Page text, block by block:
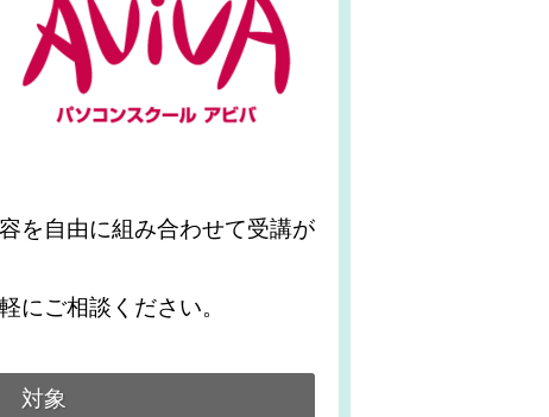
を自由に組み合わせて受講が
にご相談ください。
対象